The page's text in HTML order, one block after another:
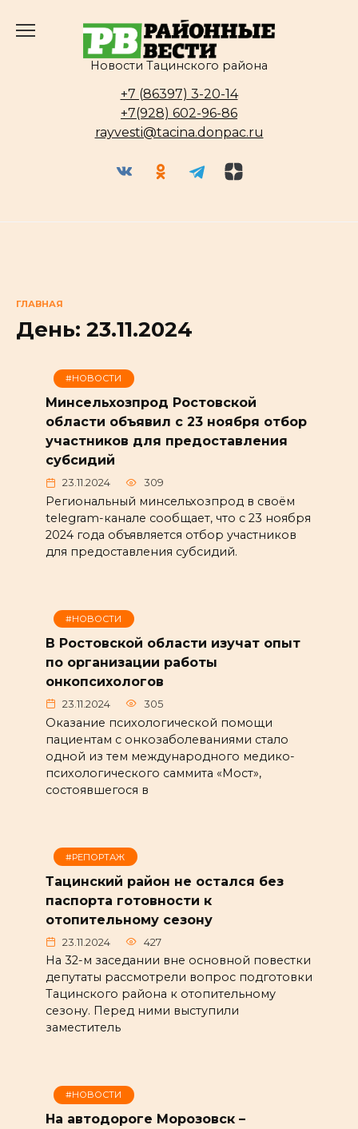
Новости Тацинского района
+7 (86397) 3-20-14
+7(928) 602-96-86
rayvesti@tacina.donpac.ru
ГЛАВНАЯ
День: 23.11.2024
#НОВОСТИ
Минсельхозпрод Ростовской
области объявил с 23 ноября отбор
участников для предоставления
субсидий
23.11.2024 309
Региональный минсельхозпрод в своём
telegram-канале сообщает, что с 23 ноября
2024 года объявляется отбор участников
для предоставления субсидий.
#НОВОСТИ
В Ростовской области изучат опыт
по организации работы
онкопсихологов
23.11.2024 305
Оказание психологической помощи
пациентам с онкозаболеваниями стало
одной из тем международного медико-
психологического саммита «Мост»,
состоявшегося в
#РЕПОРТАЖ
Тацинский район не остался без
паспорта готовности к
отопительному сезону
23.11.2024 427
На 32-м заседании вне основной повестки
депутаты рассмотрели вопрос подготовки
Тацинского района к отопительному
сезону. Перед ними выступили
заместитель
#НОВОСТИ
На автодороге Морозовск –